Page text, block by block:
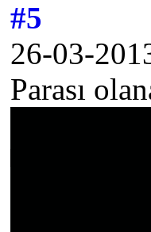
#5
26-03-
Parası